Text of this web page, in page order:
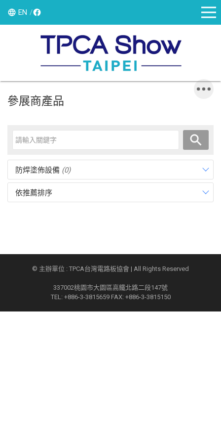
EN
參展商產品
防焊塗佈設備 (0)
依推薦排序
© 主辦單位 : TPCA台灣電路板協會 | All Rights Reserved
337002桃園市大園區高鐵北路二段147號
TEL: +886-3-3815659 FAX: +886-3-3815150